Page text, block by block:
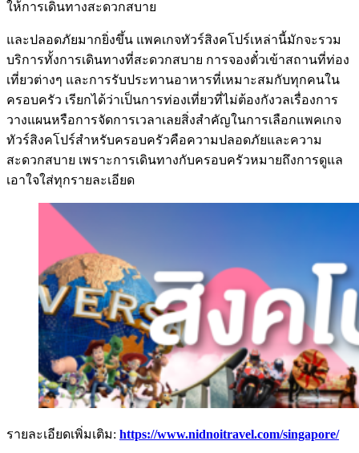
ให้การเดินทางสะดวกสบาย
และปลอดภัยมากยิ่งขึ้น แพคเกจทัวร์สิงคโปร์เหล่านี้มักจะรวม
บริการทั้งการเดินทางที่สะดวกสบาย การจองตั๋วเข้าสถานที่ท่อง
เที่ยวต่างๆ และการรับประทานอาหารที่เหมาะสมกับทุกคนใน
ครอบครัว เรียกได้ว่าเป็นการท่องเที่ยวที่ไม่ต้องกังวลเรื่องการ
วางแผนหรือการจัดการเวลาเลยสิ่งสำคัญในการเลือกแพคเกจ
ทัวร์สิงคโปร์สำหรับครอบครัวคือความปลอดภัยและความ
สะดวกสบาย เพราะการเดินทางกับครอบครัวหมายถึงการดูแล
เอาใจใส่ทุกรายละเอียด
รายละเอียดเพิ่มเติม: https://www.nidnoitravel.com/singapore/